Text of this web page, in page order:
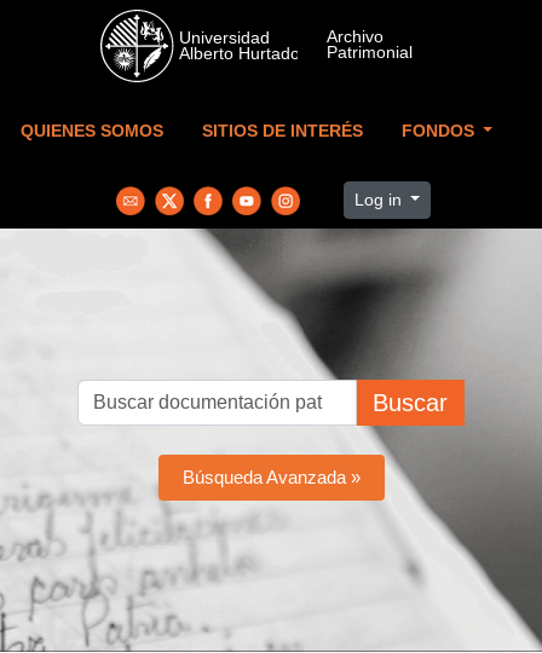
Skip to main content
QUIENES SOMOS SITIOS DE INTERÉS FONDOS
Log in
Buscar
Búsqueda Avanzada »